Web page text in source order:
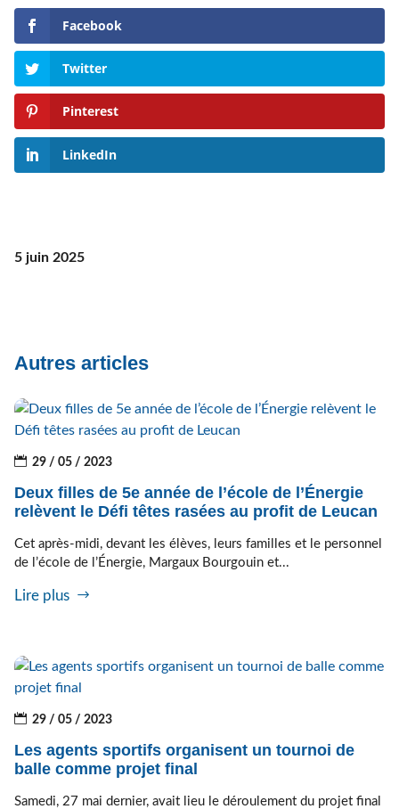
Facebook
Twitter
Pinterest
LinkedIn
5 juin 2025
Autres articles
29 / 05 / 2023
Deux filles de 5e année de l’école de l’Énergie
relèvent le Défi têtes rasées au profit de Leucan
Cet après-midi, devant les élèves, leurs familles et le personnel
de l’école de l’Énergie, Margaux Bourgouin et...
Lire plus
29 / 05 / 2023
Les agents sportifs organisent un tournoi de
balle comme projet final
Samedi, 27 mai dernier, avait lieu le déroulement du projet final